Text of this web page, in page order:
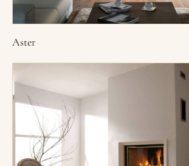
Aster